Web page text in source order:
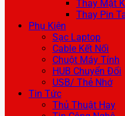
Thay Mặt
Thay Pin
Phụ Kiện
Sạc Laptop
Cable Kết Nối
Chuột Máy Tính
HUB Chuyển Đổi
USB/ Thẻ Nhớ
Tin Tức
Thủ Thuật Hay